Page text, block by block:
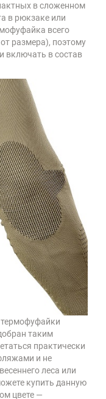
в сложенном
в рюкзаке или
всего
размера), поэтому
включать в состав
таким
практически
и не
леса или
купить данную
цвете —